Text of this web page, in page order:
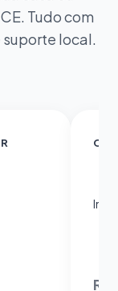
Tudo com
local.
R$